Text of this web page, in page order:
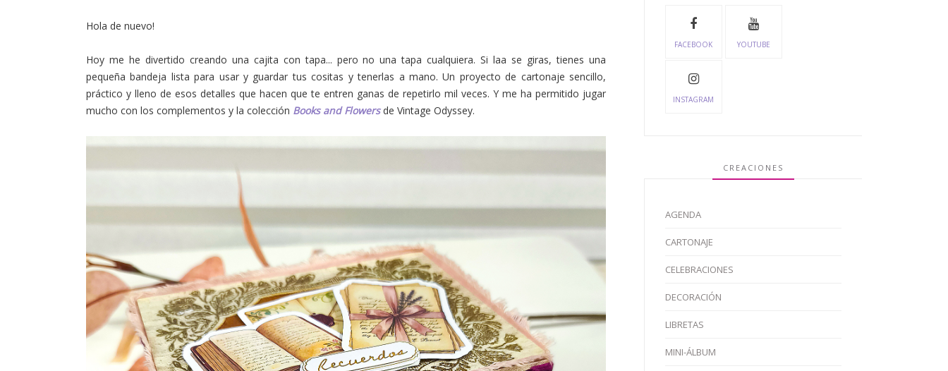
Hola de nuevo!
Hoy me he divertido creando una cajita con tapa... pero no una tapa cualquiera. Si laa se giras, tienes una
pequeña bandeja lista para usar y guardar tus cositas y tenerlas a mano. Un proyecto de cartonaje sencillo,
práctico y lleno de esos detalles que hacen que te entren ganas de repetirlo mil veces. Y me ha permitido jugar
mucho con los complementos y la colección Books and Flowersde Vintage Odyssey.
FACEBOOK YOUTUBE
INSTAGRAM
CREACIONES
AGENDA
CARTONAJE
CELEBRACIONES
DECORACIÓN
LIBRETAS
MINI-ÁLBUM